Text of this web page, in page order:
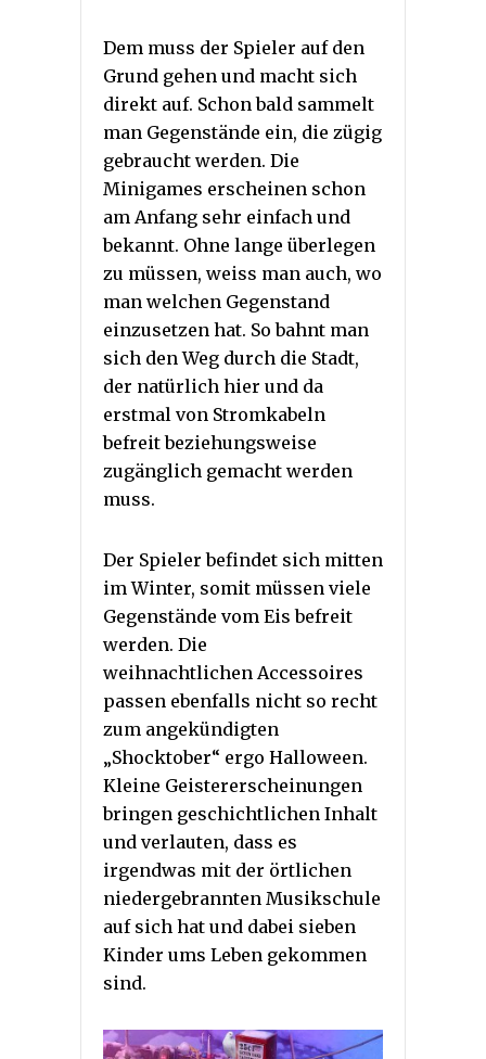
Dem muss der Spieler auf den
Grund gehen und macht sich
direkt auf. Schon bald sammelt
man Gegenstände ein, die zügig
gebraucht werden. Die
Minigames erscheinen schon
am Anfang sehr einfach und
bekannt. Ohne lange überlegen
zu müssen, weiss man auch, wo
man welchen Gegenstand
einzusetzen hat. So bahnt man
sich den Weg durch die Stadt,
der natürlich hier und da
erstmal von Stromkabeln
befreit beziehungsweise
zugänglich gemacht werden
muss.
Der Spieler befindet sich mitten
im Winter, somit müssen viele
Gegenstände vom Eis befreit
werden. Die
weihnachtlichen Accessoires
passen ebenfalls nicht so recht
zum angekündigten
„Shocktober“ ergo Halloween.
Kleine Geistererscheinungen
bringen geschichtlichen Inhalt
und verlauten, dass es
irgendwas mit der örtlichen
niedergebrannten Musikschule
auf sich hat und dabei sieben
Kinder ums Leben gekommen
sind.